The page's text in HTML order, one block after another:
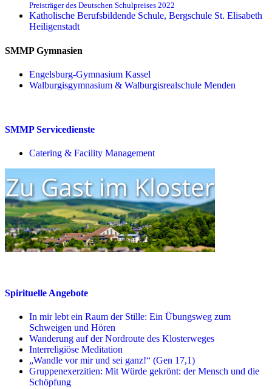
Preisträger des Deutschen Schulpreises 2022
Katholische Berufsbildende Schule, Bergschule St. Elisabeth
Heiligenstadt
SMMP Gymnasien
Engelsburg-Gymnasium Kassel
Walburgisgymnasium & Walburgisrealschule Menden
SMMP Servicedienste
Catering & Facility Management
Spirituelle Angebote
In mir lebt ein Raum der Stille: Ein Übungsweg zum
Schweigen und Hören
Wanderung auf der Nordroute des Klosterweges
Interreligiöse Meditation
„Wandle vor mir und sei ganz!“ (Gen 17,1)
Gruppenexerzitien: Mit Würde gekrönt: der Mensch und die
Schöpfung